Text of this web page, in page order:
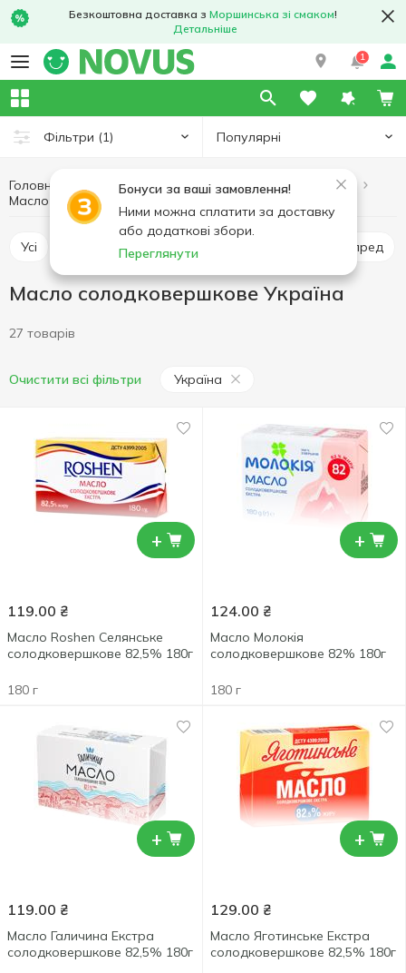
Безкоштовна доставка з Моршинська зі смаком!
Детальніше
1
Фільтри (1) Популярні
Бонуси за ваші замовлення!
Ними можна сплатити за доставку
або додаткові збори.
Переглянути
Головна Яйця та молочні продукти Масло і маргарин
Масло солодковершкове
Усі Масло солодковершкове Спред
Масло солодковершкове Україна
27 товарів
Очистити всі фільтри Україна
+
119.00 ₴
Масло Roshen Селянське
солодковершкове 82,5% 180г
180 г
+
124.00 ₴
Масло Молокiя
солодковершкове 82% 180г
180 г
+
119.00 ₴
Масло Галичина Екстра
солодковершкове 82,5% 180г
+
129.00 ₴
Масло Яготинське Екстра
солодковершкове 82,5% 180г